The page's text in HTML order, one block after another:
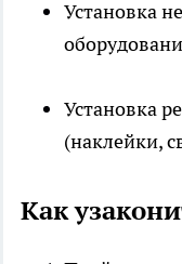
Установка
Установка
(наклейки,
Как